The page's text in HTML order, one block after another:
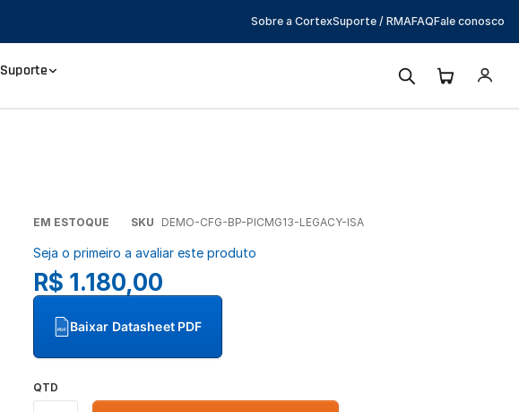
Sobre a CortexSuporte / RMAFAQFale conosco
Suporte
EM ESTOQUE SKU DEMO-CFG-BP-PICMG13-LEGACY-ISA
Seja o primeiro a avaliar este produto
R$ 1.180,00
PDF Baixar Datasheet PDF
QTD